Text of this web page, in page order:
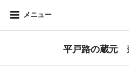
メニュー
平戸路の蔵元